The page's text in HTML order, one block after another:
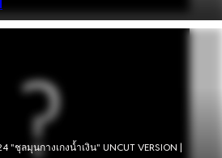
"ชุลมุนกางเกงน้ำเงิน" UNCUT VERSION |